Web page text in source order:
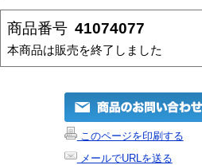
商品番号 41074077
本商品は販売を終了しました
このページを印刷する
メールでURLを送る